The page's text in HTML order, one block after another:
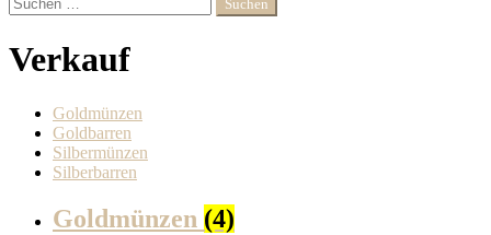
nach:
Verkauf
Goldmünzen
Goldbarren
Silbermünzen
Silberbarren
Goldmünzen (4)